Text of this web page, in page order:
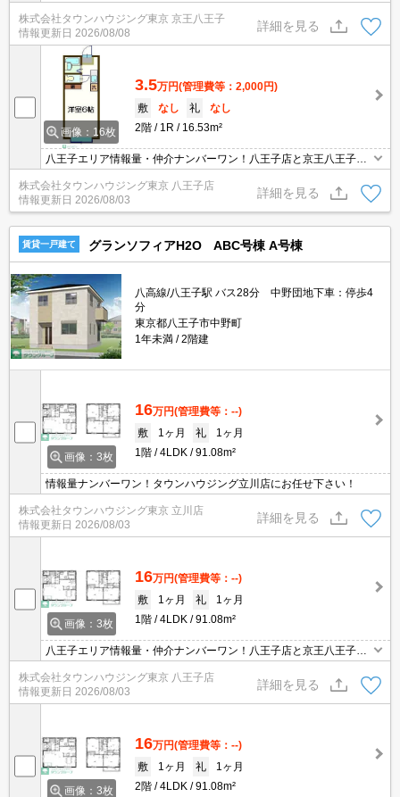
王子店です!お客様用駐車場もございますので車でのご来店も大歓迎
です！
株式会社タウンハウジング東京 京王八王子
情報更新日 2026/08/08
詳細を見る
画像：16枚
3.5万円(管理費等：2,000円)
敷
なし 礼
なし
2階
1R 16.53m²
八王子エリア情報量・仲介ナンバーワン！八王子店と京王八王子店
２店舗どちらでもご対応可能！
株式会社タウンハウジング東京 八王子店
情報更新日 2026/08/03
詳細を見る
賃貸一戸建て グランソフィアH2O ABC号棟 A号棟
八高線/八王子駅 バス28分 中野団地下車：停歩4
分
東京都八王子市中野町
1年未満
2階建
画像：3枚
16万円(管理費等：--)
敷
1ヶ月 礼
1ヶ月
1階
4LDK 91.08m²
情報量ナンバーワン！タウンハウジング立川店にお任せ下さい！
株式会社タウンハウジング東京 立川店
情報更新日 2026/08/03
詳細を見る
画像：3枚
16万円(管理費等：--)
敷
1ヶ月 礼
1ヶ月
1階
4LDK 91.08m²
八王子エリア情報量・仲介ナンバーワン！八王子店と京王八王子店
２店舗どちらでもご対応可能！
株式会社タウンハウジング東京 八王子店
情報更新日 2026/08/03
詳細を見る
画像：3枚
16万円(管理費等：--)
敷
1ヶ月 礼
1ヶ月
2階
4LDK 91.08m²